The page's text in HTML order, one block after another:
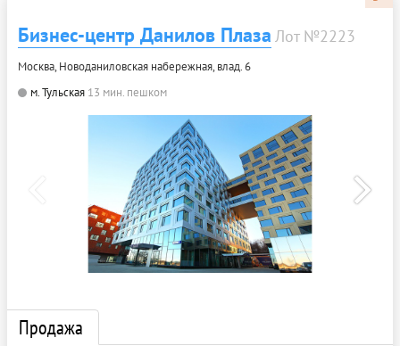
Бизнес-центр Данилов Плаза Лот №2223
Москва, Новоданиловская набережная, влад. 6
м. Тульская 13 мин. пешком
Продажа